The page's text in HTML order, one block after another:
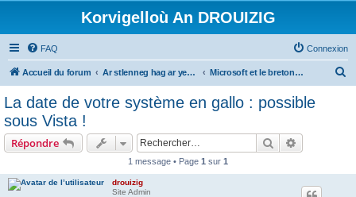
Korvigelloù An DROUIZIG
FAQ Connexion
Accueil du forum Ar stlenneg hag ar yezhoù bihan er bed a-bezh Microsoft et le breton - Microsoft and the Breton language
La date de votre système en gallo : possible
sous Vista !
Répondre Rechercher
1 message • Page 1 sur 1
drouizig
Site Admin